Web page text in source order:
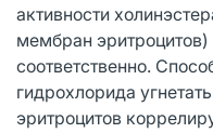
активности
мембран
соответственно.
гидрохлорида
эритроцитов